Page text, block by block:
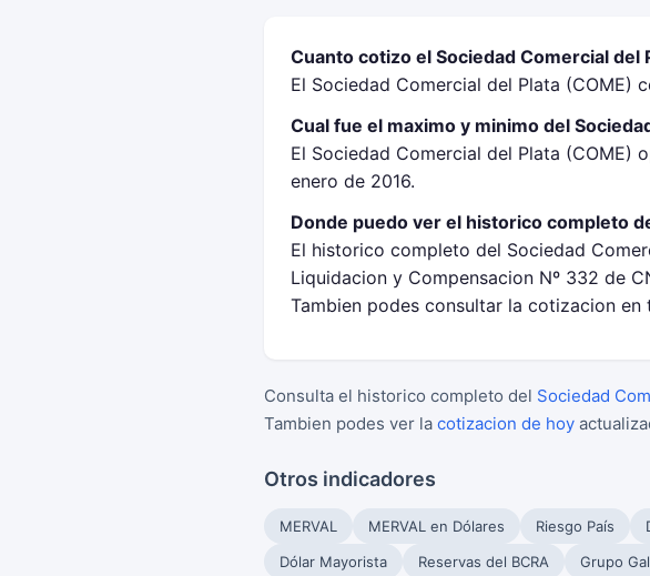
Cuanto cotizo el Sociedad Comercial del
El Sociedad Comercial del Plata (COME)
Cual fue el maximo y minimo del
El Sociedad Comercial del Plata
enero de 2016.
Donde puedo ver el historico completo
El historico completo del Sociedad
Liquidacion y Compensacion Nº 332 de
Tambien podes consultar la cotizacion
Consulta el historico completo del Sociedad
Tambien podes ver la cotizacion de hoy
Otros indicadores
MERVAL MERVAL en Dólares Riesgo País
Dólar Mayorista
Reservas del BCRA Grupo